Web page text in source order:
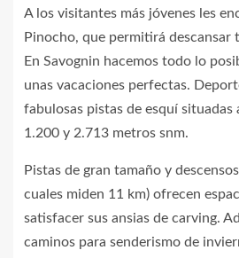
A los visitantes más jóvenes les
Pinocho, que permitirá descansar
En Savognin hacemos todo lo
unas vacaciones perfectas.
fabulosas pistas de esquí
1.200 y 2.713 metros snm.
Pistas de gran tamaño y
cuales miden 11 km) ofrecen
satisfacer sus ansias de carving.
caminos para senderismo de